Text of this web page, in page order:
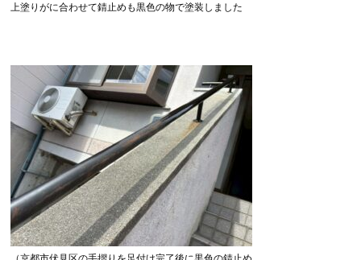
上塗りがに合わせて錆止めも黒色の物で塗装しました